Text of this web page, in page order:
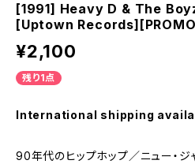
[1991] Heavy D & The
[Uptown
¥2,100
残り1点
International shipping
90年代のヒップホップ／ニュー・ジ